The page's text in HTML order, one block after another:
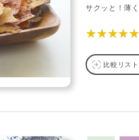
サクッと！薄
★★★★★
比較リス